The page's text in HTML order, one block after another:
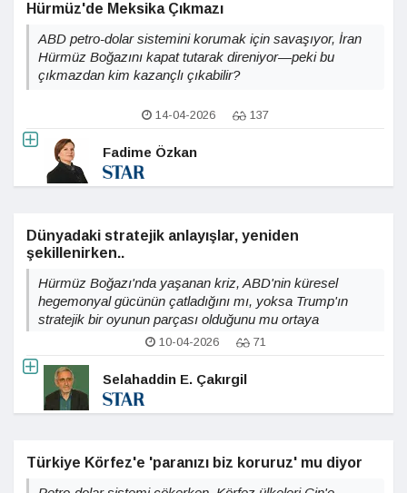
Hürmüz'de Meksika Çıkmazı
ABD petro-dolar sistemini korumak için savaşıyor, İran
Hürmüz Boğazını kapat tutarak direniyor—peki bu
çıkmazdan kim kazançlı çıkabilir?
14-04-2026 137
Fadime Özkan
Dünyadaki stratejik anlayışlar, yeniden
şekillenirken..
Hürmüz Boğazı'nda yaşanan kriz, ABD'nin küresel
hegemonyal gücünün çatladığını mı, yoksa Trump'ın
stratejik bir oyunun parçası olduğunu mu ortaya
10-04-2026 71
Selahaddin E. Çakırgil
Türkiye Körfez'e 'paranızı biz koruruz' mu diyor